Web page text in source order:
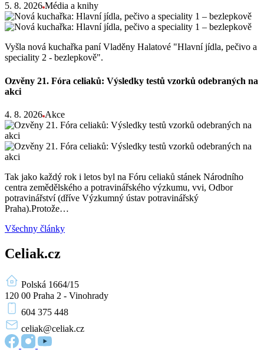
5. 8. 2026 Média a knihy
Vyšla nová kuchařka paní Vladěny Halatové "Hlavní jídla, pečivo a
speciality 2 - bezlepkově".
Ozvěny 21. Fóra celiaků: Výsledky testů vzorků odebraných na
akci
4. 8. 2026 Akce
Tak jako každý rok i letos byl na Fóru celiaků stánek Národního
centra zemědělského a potravinářského výzkumu, vvi, Odbor
potravinářství (dříve Výzkumný ústav potravinářský
Praha).Protože…
Všechny články
Celiak.cz
Polská 1664/15
120 00 Praha 2 - Vinohrady
604 375 448
celiak@celiak.cz